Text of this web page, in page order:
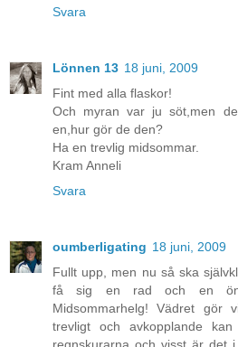
Svara
Lönnen 13 18 juni, 2009
Fint med alla flaskor!
Och myran var ju söt,men
en,hur gör de den?
Ha en trevlig midsommar.
Kram Anneli
Svara
oumberligating 18 juni, 2009
Fullt upp, men nu så ska
få sig en rad och en
Midsommarhelg! Vädret
trevligt och avkopplande
regnskurarna och visst är det